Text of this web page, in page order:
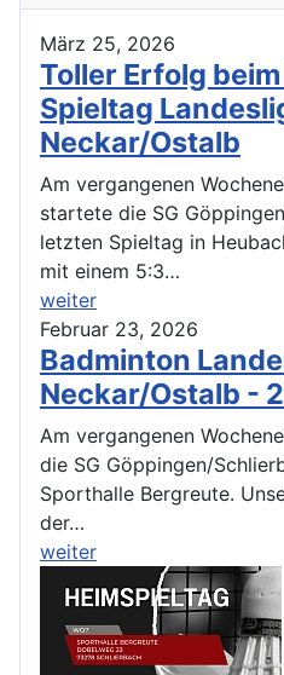
März 25, 2026
Toller Erfolg
Spieltag
Neckar/Ostalb
Am vergangenen
startete die SG
letzten Spieltag in
mit einem 5:3…
weiter
Februar 23, 2026
Badminton
Neckar/Ostalb -
Am vergangenen
die SG Göppingen/
Sporthalle Bergreute.
der…
weiter